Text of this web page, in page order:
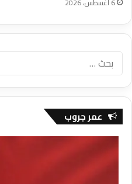
6 أغسطس، 2026
عمر جروب